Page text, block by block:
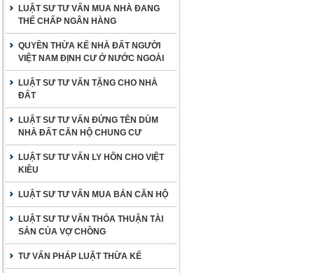
LUẬT SƯ TƯ VẤN MUA NHÀ ĐANG
THẾ CHẤP NGÂN HÀNG
QUYỀN THỪA KẾ NHÀ ĐẤT NGƯỜI
VIỆT NAM ĐỊNH CƯ Ở NƯỚC NGOÀI
LUẬT SƯ TƯ VẤN TẶNG CHO NHÀ
ĐẤT
LUẬT SƯ TƯ VẤN ĐỨNG TÊN DÙM
NHÀ ĐẤT CĂN HỘ CHUNG CƯ
LUẬT SƯ TƯ VẤN LY HÔN CHO VIỆT
KIỀU
LUẬT SƯ TƯ VẤN MUA BÁN CĂN HỘ
LUẬT SƯ TƯ VẤN THỎA THUẬN TÀI
SẢN CỦA VỢ CHỒNG
TƯ VẤN PHÁP LUẬT THỪA KẾ